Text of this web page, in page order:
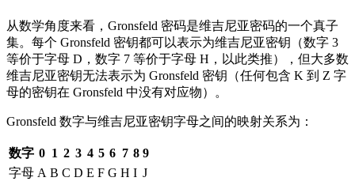
从数学角度来看，Gronsfeld 密码是维吉尼亚密码的一个真子
集。每个 Gronsfeld 密钥都可以表示为维吉尼亚密钥（数字 3
等价于字母 D，数字 7 等价于字母 H，以此类推），但大多数
维吉尼亚密钥无法表示为 Gronsfeld 密钥（任何包含 K 到 Z 字
母的密钥在 Gronsfeld 中没有对应物）。
Gronsfeld 数字与维吉尼亚密钥字母之间的映射关系为：
数字 0 1 2 3 4 5 6 7 8 9
字母 A B C D E F G H I J